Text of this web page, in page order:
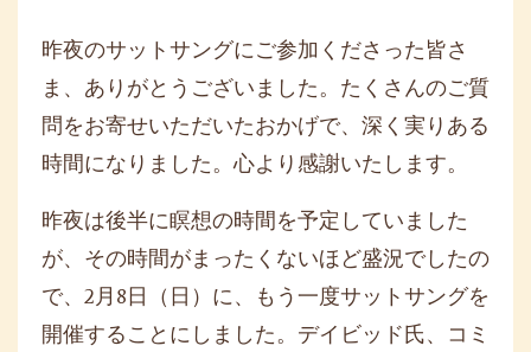
昨夜のサットサングにご参加くださった皆さ
ま、 ありがとうございました。 たくさんのご質
問をお寄せいただいたおかげで、 深く実りある
時間になりました。心より感謝いたします。
昨夜は後半に瞑想の時間を予定していました
が、 その時間がまったくないほど盛況でしたの
で、2月8日（日）に、
もう一度サットサングを
開催することにしました。デイビッド氏、 コミ